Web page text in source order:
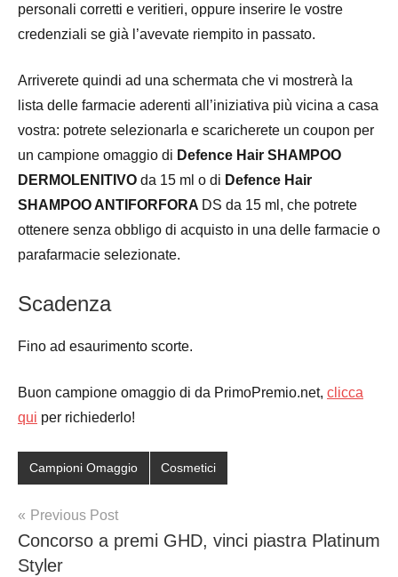
personali corretti e veritieri, oppure inserire le vostre
credenziali se già l’avevate riempito in passato.
Arriverete quindi ad una schermata che vi mostrerà la
lista delle farmacie aderenti all’iniziativa più vicina a casa
vostra: potrete selezionarla e scaricherete un coupon per
un campione omaggio di Defence Hair SHAMPOO
DERMOLENITIVO da 15 ml o di Defence Hair
SHAMPOO ANTIFORFORA DS da 15 ml, che potrete
ottenere senza obbligo di acquisto in una delle farmacie o
parafarmacie selezionate.
Scadenza
Fino ad esaurimento scorte.
Buon campione omaggio di da PrimoPremio.net, clicca
qui per richiederlo!
Campioni Omaggio Cosmetici
Post
navigation
Previous Post
Concorso a premi GHD, vinci piastra Platinum
Styler